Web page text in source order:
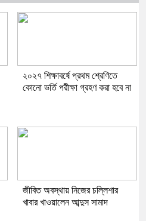
২০২৭ শিক্ষাবর্ষে প্রথম শ্রেণিতে
কোনো ভর্তি পরীক্ষা গ্রহণ করা হবে না
জীবিত অবস্থায় নিজের চল্লিশার
খাবার খাওয়ালেন আব্দুস সামাদ